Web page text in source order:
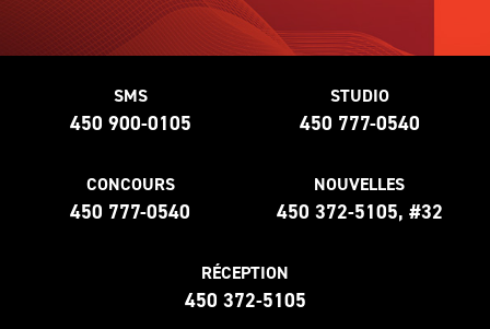
SMS
450 900-0105
STUDIO
450 777-0540
CONCOURS
450 777-0540
NOUVELLES
450 372-5105, #32
RÉCEPTION
450 372-5105